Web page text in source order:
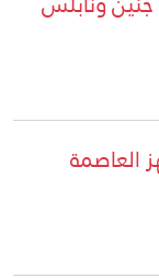
العاصمة